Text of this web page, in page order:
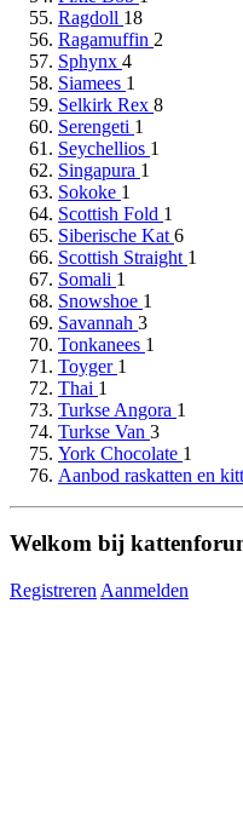
Ragdoll 18
Ragamuffin 2
Sphynx 4
Siamees 1
Selkirk Rex 8
Serengeti 1
Seychellios 1
Singapura 1
Sokoke 1
Scottish Fold 1
Siberische Kat 6
Scottish Straight 1
Somali 1
Snowshoe 1
Savannah 3
Tonkanees 1
Toyger 1
Thai 1
Turkse Angora 1
Turkse Van 3
York Chocolate 1
Aanbod raskatten en
Welkom bij
Registreren Aanmelden